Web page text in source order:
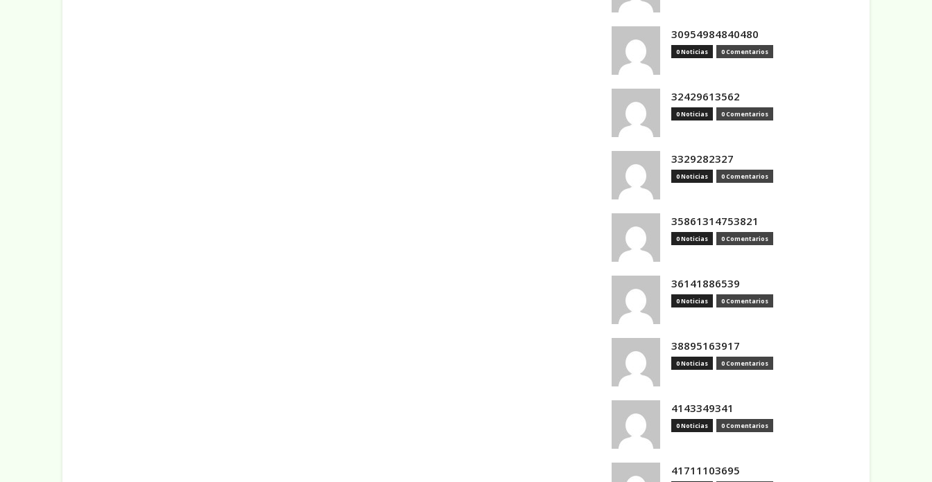
30954984840480
0 Noticias 0 Comentarios
32429613562
0 Noticias 0 Comentarios
3329282327
0 Noticias 0 Comentarios
35861314753821
0 Noticias 0 Comentarios
36141886539
0 Noticias 0 Comentarios
38895163917
0 Noticias 0 Comentarios
4143349341
0 Noticias 0 Comentarios
41711103695